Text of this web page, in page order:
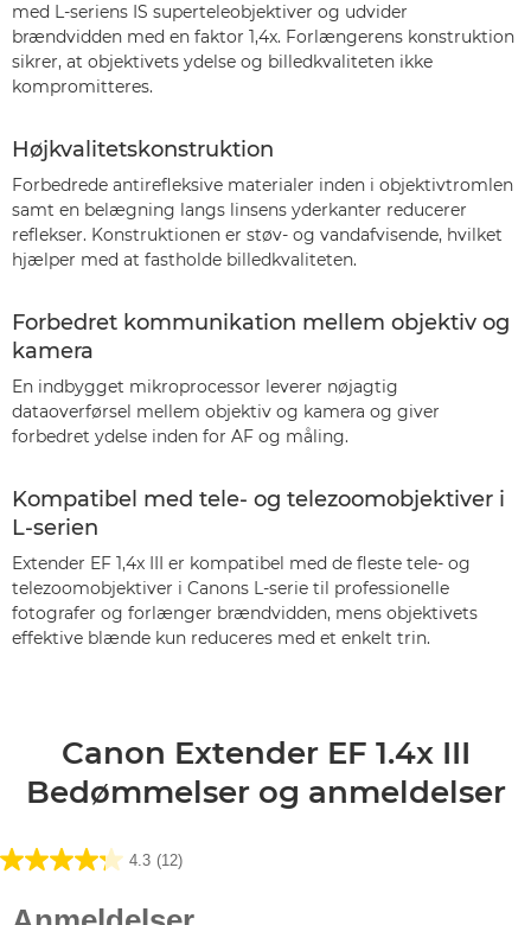
med L-seriens IS superteleobjektiver og udvider
brændvidden med en faktor 1,4x. Forlængerens konstruktion
sikrer, at objektivets ydelse og billedkvaliteten ikke
kompromitteres.
Højkvalitetskonstruktion
Forbedrede antirefleksive materialer inden i objektivtromlen
samt en belægning langs linsens yderkanter reducerer
reflekser. Konstruktionen er støv- og vandafvisende, hvilket
hjælper med at fastholde billedkvaliteten.
Forbedret kommunikation mellem objektiv og
kamera
En indbygget mikroprocessor leverer nøjagtig
dataoverførsel mellem objektiv og kamera og giver
forbedret ydelse inden for AF og måling.
Kompatibel med tele- og telezoomobjektiver i
L-serien
Extender EF 1,4x III er kompatibel med de fleste tele- og
telezoomobjektiver i Canons L-serie til professionelle
fotografer og forlænger brændvidden, mens objektivets
effektive blænde kun reduceres med et enkelt trin.
Canon Extender EF 1.4x III
Bedømmelser og anmeldelser
4.3 (12)
4.3